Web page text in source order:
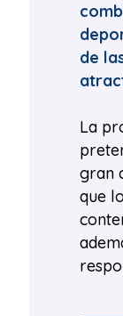
de
La
gran
que